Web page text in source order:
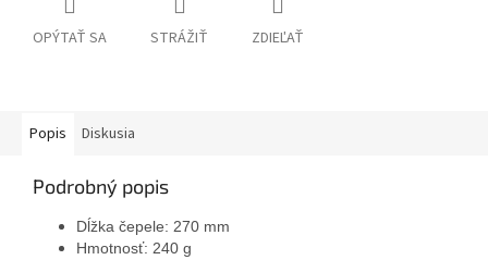
OPÝTAŤ SA STRÁŽIŤ ZDIEĽAŤ
Popis Diskusia
Podrobný popis
Dĺžka čepele: 270 mm
Hmotnosť: 240 g